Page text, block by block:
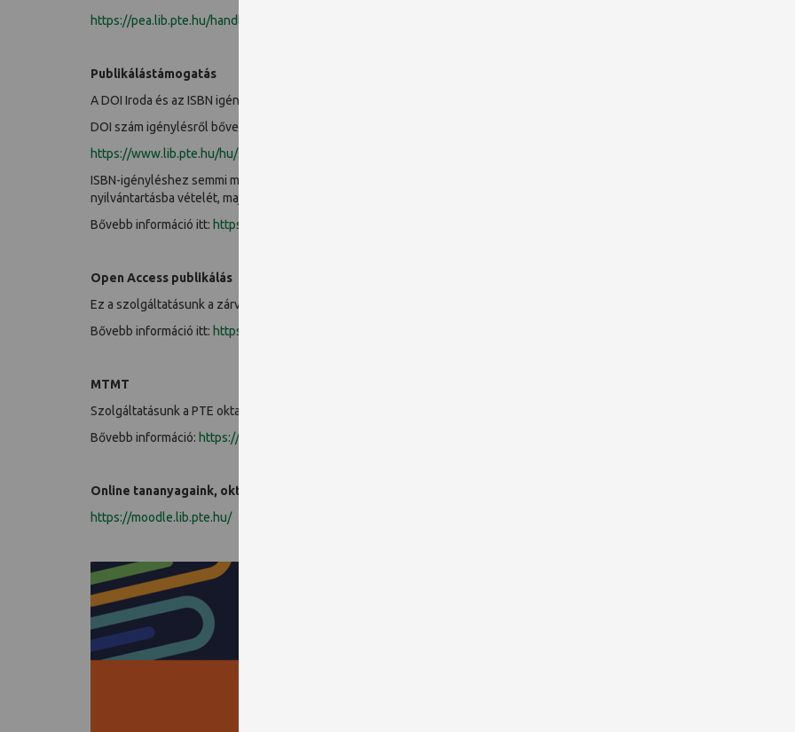
https://pea.lib.pte.hu/handle/pea/21
Publikálástámogatás
A DOI Iroda és az ISBN igénylés a zárvatartás ideje alatt is üzemel.
DOI szám igénylésről bővebben:
https://www.lib.pte.hu/hu/service/doi_iroda-186
ISBN-igényléshez semmi másra nincs szükség, csak arra, hogy
nyilvántartásba vételét, majd továbbítják az Országos Széchényi Könyvár felé.
Bővebb információ itt: https://www.lib.pte.hu/hu/service/isbn-igenyles-170
Open Access publikálás
Ez a szolgáltatásunk a zárvatartás idején is üzemel.
Bővebb információ itt: https://www.lib.pte.hu/hu/service/open_access_tamogatas-168
MTMT
Szolgáltatásunk a PTE oktatói és kutatói részére továbbra is működik.
Bővebb információ: https://www.lib.pte.hu/hu/service/mtmt-66
Online tananyagaink, oktató videóink
https://moodle.lib.pte.hu/